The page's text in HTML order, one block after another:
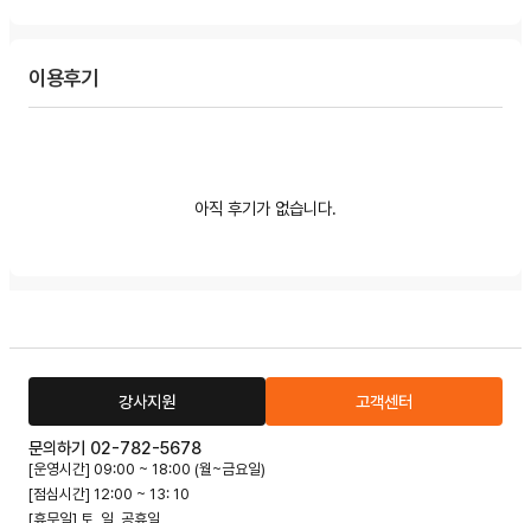
이용후기
아직 후기가 없습니다.
강사지원 고객센터
문의하기 02-782-5678
[운영시간] 09:00 ~ 18:00 (월~금요일)
[점심시간] 12:00 ~ 13: 10
[휴무일] 토, 일, 공휴일